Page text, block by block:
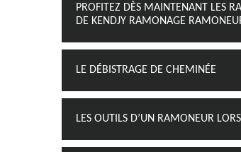
PROFITEZ DÈS MAINTENANT LES
DE KENDJY RAMONAGE
LE DÉBISTRAGE DE CHEMINÉE
LES OUTILS D’UN RAMONEUR